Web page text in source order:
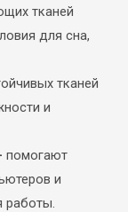
тканей
для сна,
тканей
и
помогают
и
работы.